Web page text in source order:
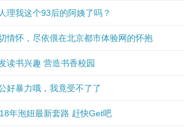
理我这个93后的阿姨了吗？
情怀，尽依偎在北京都市体验网的怀抱
读书兴趣 营造书香校园
好暴力哦，我竟受不了了
年泡妞最新套路 赶快Get吧